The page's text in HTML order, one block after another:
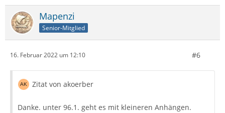
Mapenzi
Senior-Mitglied
16. Februar 2022 um 12:10 #6
Zitat von akoerber
Danke. unter 96.1. geht es mit kleineren Anhängen.